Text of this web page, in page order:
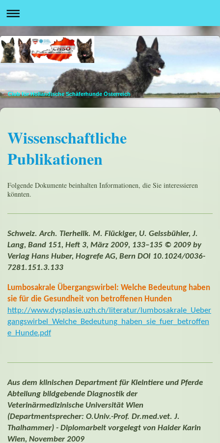
Club für Holländische Schäferhunde Österreich
Wissenschaftliche
Publikationen
Folgende Dokumente beinhalten Informationen, die Sie interessieren
könnten.
Schweiz. Arch. Tierheilk. M. Flückiger, U. Geissbühler, J.
Lang, Band 151, Heft 3, März 2009, 133–135 © 2009 by
Verlag Hans Huber, Hogrefe AG, Bern DOI 10.1024/0036-
7281.151.3.133
Lumbosakrale Übergangswirbel: Welche Bedeutung haben
sie für die Gesundheit von betroffenen Hunden
http://www.dysplasie.uzh.ch/literatur/lumbosakrale_Ueber
gangswirbel_Welche_Bedeutung_haben_sie_fuer_betroffen
e_Hunde.pdf
Aus dem klinischen Department für Kleintiere und Pferde
Abteilung bildgebende Diagnostik der
Veterinärmedizinische Universität Wien
(Departmentsprecher: O.Univ.-Prof. Dr.med.vet. J.
Thalhammer) - Diplomarbeit vorgelegt von Haider Karin
Wien, November 2009